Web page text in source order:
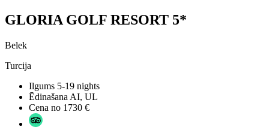
GLORIA GOLF RESORT 5*
Belek
Turcija
Ilgums 5-19 nights
Ēdinašana AI, UL
Cena no 1730 €